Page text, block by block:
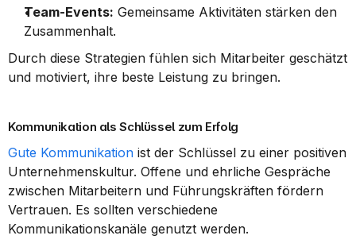
Team-Events: Gemeinsame Aktivitäten stärken den
Zusammenhalt.
Durch diese Strategien fühlen sich Mitarbeiter geschätzt
und motiviert, ihre beste Leistung zu bringen.
Kommunikation als Schlüssel zum Erfolg
Gute Kommunikation ist der Schlüssel zu einer positiven
Unternehmenskultur. Offene und ehrliche Gespräche
zwischen Mitarbeitern und Führungskräften fördern
Vertrauen. Es sollten verschiedene
Kommunikationskanäle genutzt werden.